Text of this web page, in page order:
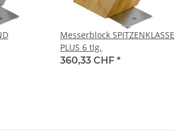
Messerblock SPITZENKLASSE
PLUS 6 tlg.
360,33 CHF *